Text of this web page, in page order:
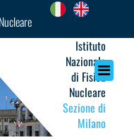
Istituto
Nazionale
di Fisica
Nucleare
Sezione di
Milano